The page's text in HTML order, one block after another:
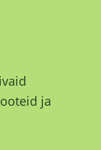
ja